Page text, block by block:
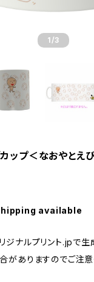
1 /3
カップ＜なおやとえ
available
ジナルプリント.jpで生
がありますのでご注意